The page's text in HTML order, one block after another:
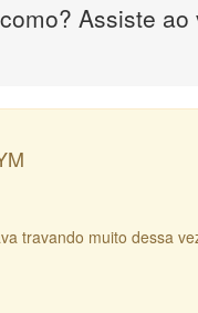
Assiste ao
travando muito dessa